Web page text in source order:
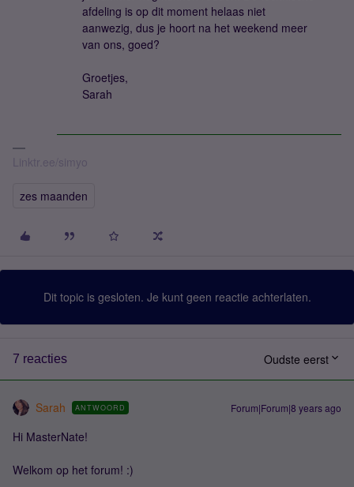
afdeling is op dit moment helaas niet
aanwezig, dus je hoort na het weekend meer
van ons, goed?
Groetjes,
Sarah
Linktr.ee/simyo
zes maanden
Dit topic is gesloten. Je kunt geen reactie achterlaten.
7 reacties Oudste eerst
Sarah ANTWOORD Forum|Forum|8 years ago
Hi MasterNate!
Welkom op het forum! :)